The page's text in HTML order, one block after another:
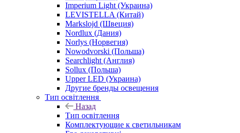
Imperium Light (Украина)
LEVISTELLA (Китай)
Markslojd (Швеция)
Nordlux (Дания)
Norlys (Норвегия)
Nowodvorski (Польша)
Searchlight (Англия)
Sollux (Польша)
Upper LED (Украина)
Другие бренды освещения
Тип освітлення
Назад
Тип освітлення
Комплектующие к светильникам